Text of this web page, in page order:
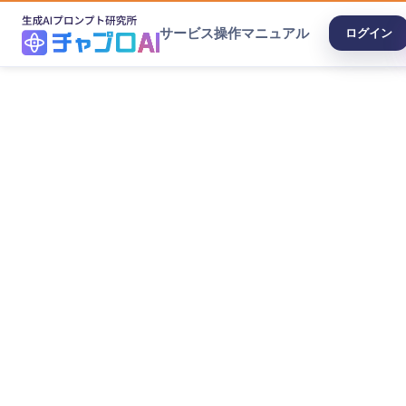
サービス操作マニュアル ログイン